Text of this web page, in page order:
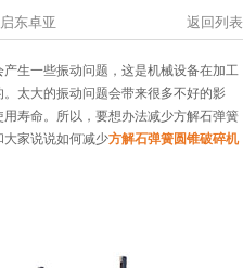
东卓亚 返回列表
生一些振动问题，这是机械设备在加工
太大的振动问题会带来很多不好的影
寿命。所以，要想办法减少方解石弹簧
大家说说如何减少方解石弹簧圆锥破碎机